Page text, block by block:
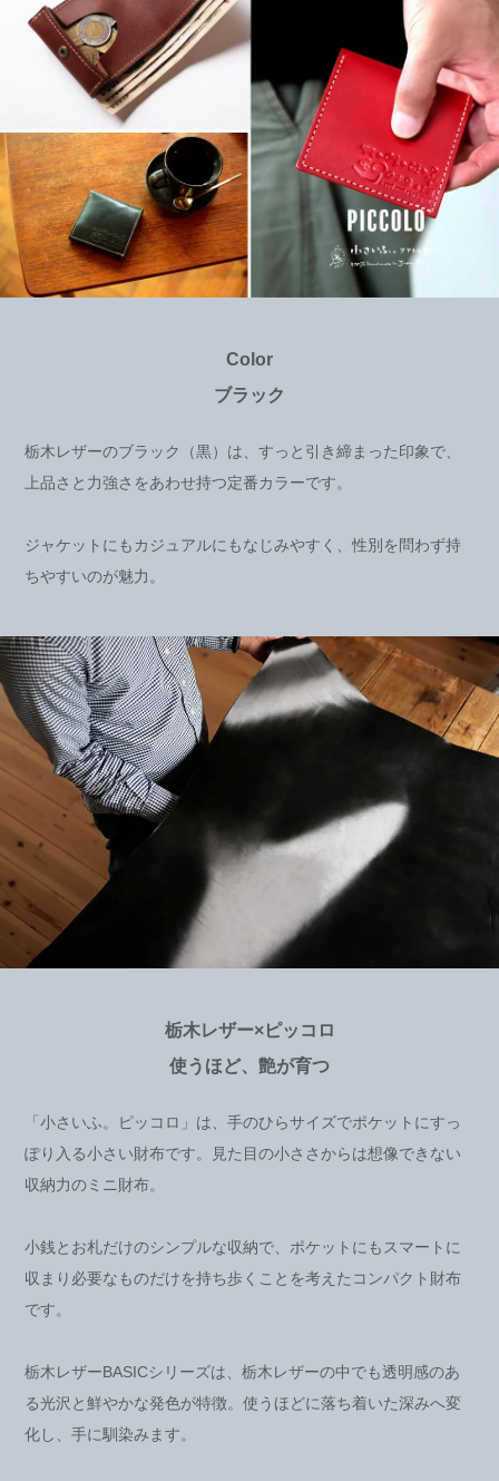
Color
ブラック
栃木レザーのブラック（黒）は、すっと引き締まった印象で、
上品さと力強さをあわせ持つ定番カラーです。
ジャケットにもカジュアルにもなじみやすく、性別を問わず持
ちやすいのが魅力。
栃木レザー×ピッコロ
使うほど、艶が育つ
「小さいふ。ピッコロ」は、手のひらサイズでポケットにすっ
ぽり入る小さい財布です。見た目の小ささからは想像できない
収納力のミニ財布。
小銭とお札だけのシンプルな収納で、ポケットにもスマートに
収まり必要なものだけを持ち歩くことを考えたコンパクト財布
です。
栃木レザーBASICシリーズは、栃木レザーの中でも透明感のあ
る光沢と鮮やかな発色が特徴。使うほどに落ち着いた深みへ変
化し、手に馴染みます。